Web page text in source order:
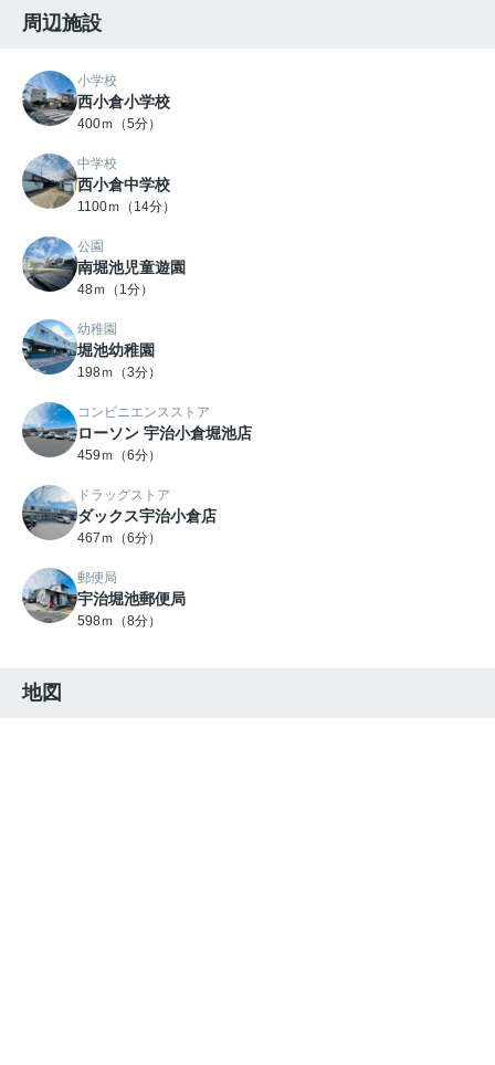
周辺施設
小学校
西小倉小学校
400ｍ（5分）
中学校
西小倉中学校
1100ｍ（14分）
公園
南堀池児童遊園
48ｍ（1分）
幼稚園
堀池幼稚園
198ｍ（3分）
コンビニエンスストア
ローソン 宇治小倉堀池店
459ｍ（6分）
ドラッグストア
ダックス宇治小倉店
467ｍ（6分）
郵便局
宇治堀池郵便局
598ｍ（8分）
地図